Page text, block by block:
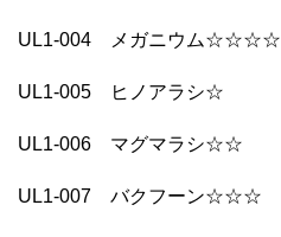
UL1-004 メガニウム☆☆☆☆
UL1-005 ヒノアラシ☆
UL1-006 マグマラシ☆☆
UL1-007 バクフーン☆☆☆